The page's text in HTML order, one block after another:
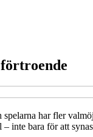
har fler
bara för att